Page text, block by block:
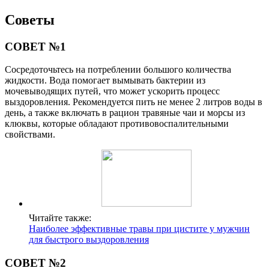
Советы
СОВЕТ №1
Сосредоточьтесь на потреблении большого количества
жидкости. Вода помогает вымывать бактерии из
мочевыводящих путей, что может ускорить процесс
выздоровления. Рекомендуется пить не менее 2 литров воды в
день, а также включать в рацион травяные чаи и морсы из
клюквы, которые обладают противовоспалительными
свойствами.
Читайте также:
Наиболее эффективные травы при цистите у мужчин
для быстрого выздоровления
СОВЕТ №2